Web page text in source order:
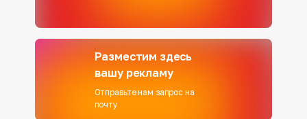
Разместим здесь
вашу рекламу
Отправьте нам запрос на
почту